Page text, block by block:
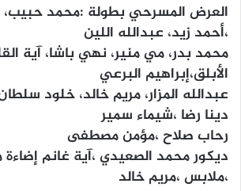
العرض المسرحي بطولة :محمد حبيب،
،أحمد زيد، عبدالله اللين
محمد بدر، مي منير، نهي باشا، آية
الأبلق،إبراهيم البرعي
عبدالله المزار، مريم خالد، خلود
دينا رضا ،شيماء سمير
رحاب صلاح ،مؤمن مصطفى
ديكور محمد الصعيدي ،آية غانم
،ملابس ،مريم خالد